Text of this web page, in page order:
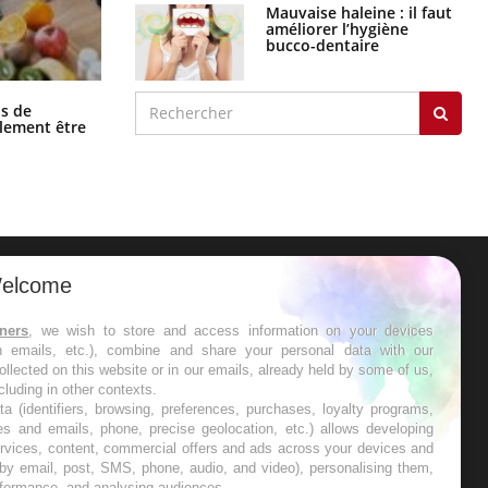
de
être
Grossesse et chaleur : ce que dit la
science
Mauvaise haleine : il faut
améliorer l’hygiène
bucco-dentaire
les semaines les meilleures
, we wish to store and access information on your devices
emails, etc.), combine and share your personal data with our
on this website or in our emails, already held by some of us,
in other contexts.
(identifiers, browsing, preferences, purchases, loyalty programs,
and emails, phone, precise geolocation, etc.) allows developing
content, commercial offers and ads across your devices and
email, post, SMS, phone, audio, and video), personalising them,